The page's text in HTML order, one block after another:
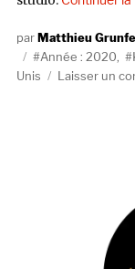
AuteurMatthieu
Étiquettes
Année : 2020,
Unis
Laisser un